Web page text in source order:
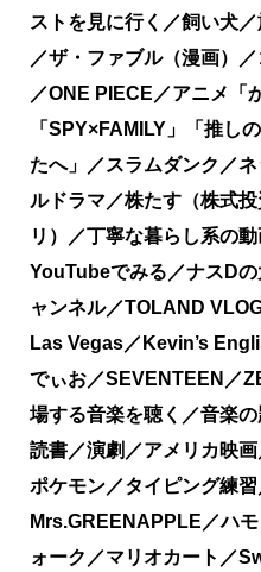
ストを見に行く／飼い犬
／ザ・ファブル（漫画）
／ONE PIECE／アニメ「
「SPY×FAMILY」「推し
たへ」／スラムダンク／
ルドラマ／株たす（株式
リ）／丁寧な暮らし系の
YouTubeでみる／ナスD
ャンネル／TOLAND
Las Vegas／Kevin’s
でぃお／SEVENTEEN／
場する音楽を聴く／音楽
読書／演劇／アメリカ映
ポケモン／タイピング練
Mrs.GREENAPPLE／ハ
ォーク／マリオカート／